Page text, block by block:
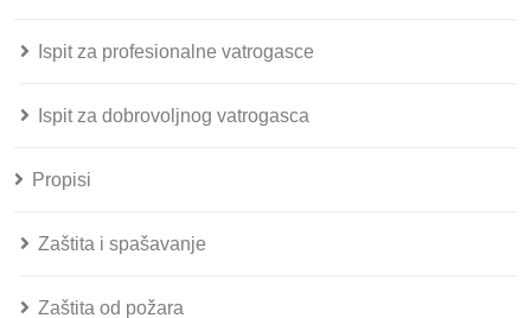
Ispit za profesionalne vatrogasce
Ispit za dobrovoljnog vatrogasca
Propisi
Zaštita i spašavanje
Zaštita od požara